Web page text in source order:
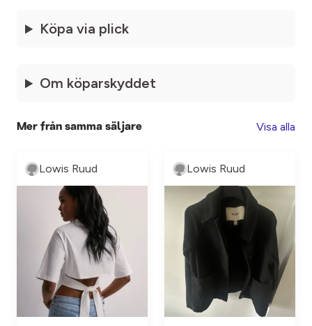
Köpa via plick
Om köparskyddet
Mer från samma säljare Visa alla
Lowis Ruud Lowis Ruud